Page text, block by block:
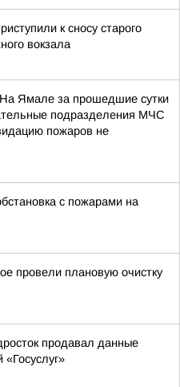
к сносу старого
вокзала
Ямале за прошедшие сутки
подразделения МЧС
пожаров не
с пожарами на
провели плановую очистку
продавал данные
«Госуслуг»